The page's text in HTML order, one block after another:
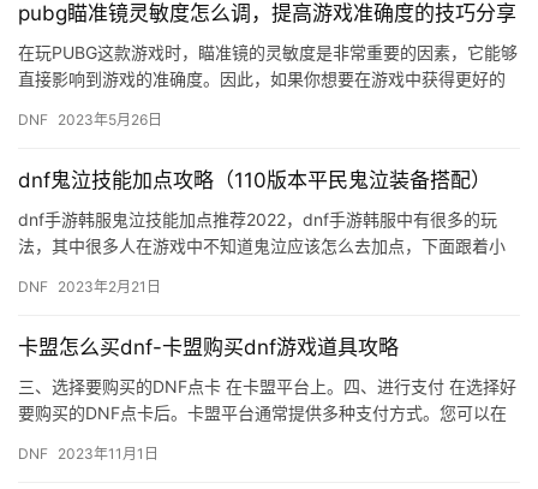
pubg瞄准镜灵敏度怎么调，提高游戏准确度的技巧分享
在玩PUBG这款游戏时，瞄准镜的灵敏度是非常重要的因素，它能够
直接影响到游戏的准确度。因此，如果你想要在游戏中获得更好的
些…
DNF 2023年5月26日
dnf鬼泣技能加点攻略（110版本平民鬼泣装备搭配）
dnf手游韩服鬼泣技能加点推荐2022，dnf手游韩服中有很多的玩
法，其中很多人在游戏中不知道鬼泣应该怎么去加点，下面跟着小
DNF 2023年2月21日
卡盟怎么买dnf-卡盟购买dnf游戏道具攻略
三、选择要购买的DNF点卡 在卡盟平台上。四、进行支付 在选择好
要购买的DNF点卡后。卡盟平台通常提供多种支付方式。您可以在
DNF 2023年11月1日